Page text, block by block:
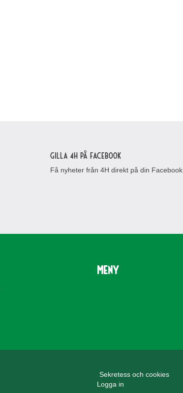
Gilla 4H på Facebook
Få nyheter från 4H direkt på din Facebook.
Meny
Sekretess och cookies
Logga in